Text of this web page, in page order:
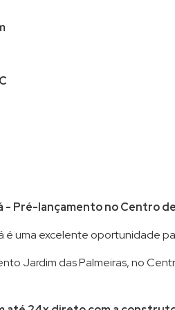
- Pré-lançamento no Centro
é uma excelente oportunidade
Jardim das Palmeiras, no